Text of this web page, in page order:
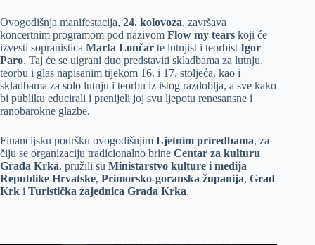
Ovogodišnja manifestacija, 24. kolovoza, završava
koncertnim programom pod nazivom Flow my tears koji će
izvesti sopranistica Marta Lončar te lutnjist i teorbist Igor
Paro. Taj će se uigrani duo predstaviti skladbama za lutnju,
teorbu i glas napisanim tijekom 16. i 17. stoljeća, kao i
skladbama za solo lutnju i teorbu iz istog razdoblja, a sve kako
bi publiku educirali i prenijeli joj svu ljepotu renesansne i
ranobarokne glazbe.
Financijsku podršku ovogodišnjim Ljetnim priredbama, za
čiju se organizaciju tradicionalno brine Centar za kulturu
Grada Krka, pružili su Ministarstvo kulture i medija
Republike Hrvatske, Primorsko-goranska županija, Grad
Krk i Turistička zajednica Grada Krka.